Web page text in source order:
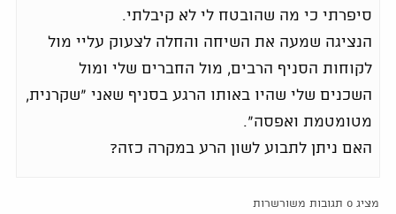
סיפרתי כי מה שהובטח לי לא קיבלתי.
הנציגה שמעה את השיחה והחלה לצעוק עליי מול
לקוחות הסניף הרבים, מול החברים שלי ומול
השכנים שלי שהיו באותו הרגע בסניף שאני "שקרנית,
מטומטמת ואפסה".
האם ניתן לתבוע לשון הרע במקרה כזה?
מציג 0 תגובות משורשרות